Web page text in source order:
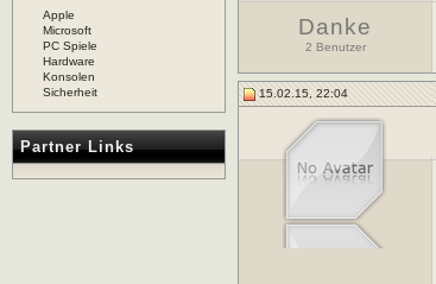
Apple
Microsoft
PC Spiele
Hardware
Konsolen
Sicherheit
Partner Links
Danke
2 Benutzer
15.02.15, 22:04